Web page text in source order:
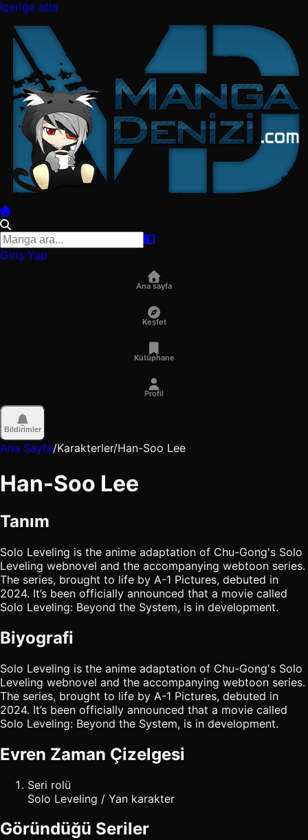
İçeriğe atla
Giriş Yap
Ana sayfa
Keşfet
Kütüphane
Profil
Bildirimler
Ana Sayfa/Karakterler/Han-Soo Lee
Han-Soo Lee
Tanım
Solo Leveling is the anime adaptation of Chu-Gong's Solo
Leveling webnovel and the accompanying webtoon series.
The series, brought to life by A-1 Pictures, debuted in
2024. It’s been officially announced that a movie called
Solo Leveling: Beyond the System, is in development.
Biyografi
Solo Leveling is the anime adaptation of Chu-Gong's Solo
Leveling webnovel and the accompanying webtoon series.
The series, brought to life by A-1 Pictures, debuted in
2024. It’s been officially announced that a movie called
Solo Leveling: Beyond the System, is in development.
Evren Zaman Çizelgesi
Seri rolü
Solo Leveling / Yan karakter
Göründüğü Seriler